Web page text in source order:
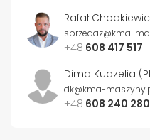
Rafał
sprzedaz@kma-
+48 608 417 517
Dima Kudzelia
dk@kma-
+48 608 240 280